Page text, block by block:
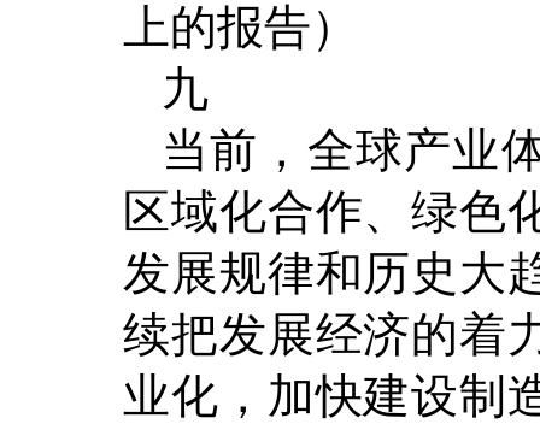
上的报告）
九
当前，全球产业
区域化合作、绿色
发展规律和历史大
续把发展经济的着
业化，加快建设制